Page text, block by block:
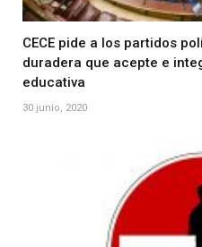
CECE pide a los partidos
duradera que acepte e
educativa
30 junio, 2020